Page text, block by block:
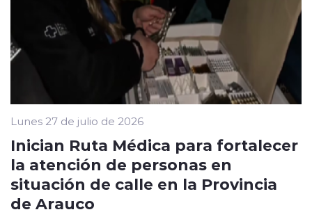
Lunes 27 de julio de 2026
Inician Ruta Médica para fortalecer
la atención de personas en
situación de calle en la Provincia
de Arauco